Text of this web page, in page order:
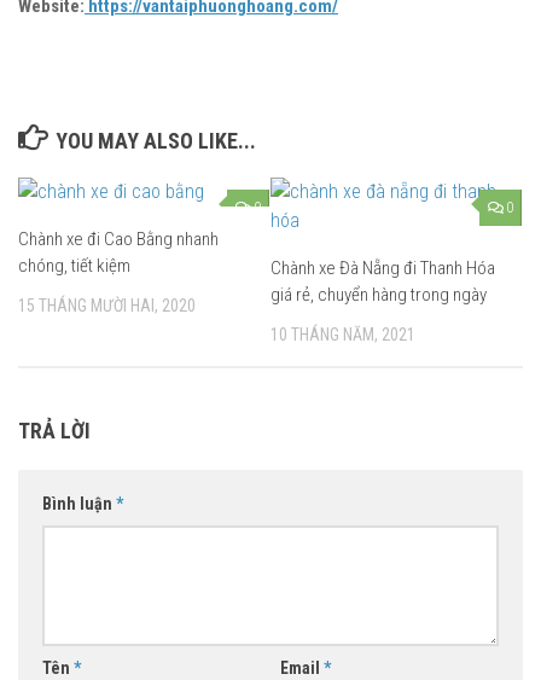
Website: https://vantaiphuonghoang.com/
YOU MAY ALSO LIKE...
0
Chành xe đi Cao Bằng nhanh
chóng, tiết kiệm
15 THÁNG MƯỜI HAI, 2020
0
Chành xe Đà Nẵng đi Thanh Hóa
giá rẻ, chuyển hàng trong ngày
10 THÁNG NĂM, 2021
TRẢ LỜI
Bình luận *
Tên * Email *